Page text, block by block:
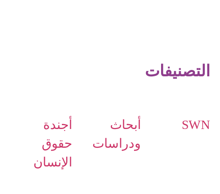
التصنيفات
SWN
أبحاث
ودراسات
أجندة
حقوق
الإنسان